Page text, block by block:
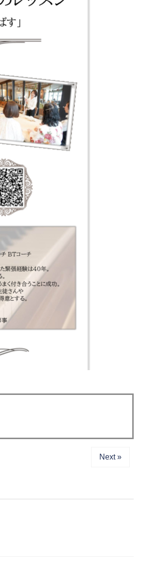
Next »